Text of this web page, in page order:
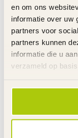
en om ons
informatie over uw
partners voor
partners kunnen
informatie die u
verzameld op
Mandje
Stuurhoogte
Zadelhoogte
Gewicht product
Voor gemonteerd
De gehele rubriek